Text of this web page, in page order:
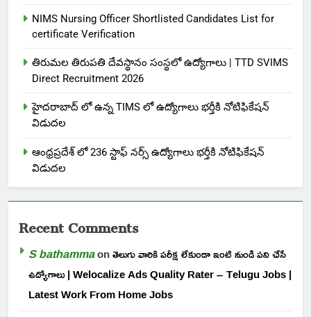
NIMS Nursing Officer Shortlisted Candidates List for
certificate Verification
తిరుమల తిరుపతి దేవస్థానం సంస్థలో ఉద్యోగాలు | TTD SVIMS
Direct Recruitment 2026
హైదరాబాద్ లో ఉన్న TIMS లో ఉద్యోగాలు భర్తీకి నోటిఫికేషన్
విడుదల
ఆంధ్రప్రదేశ్ లో 236 స్టాఫ్ నర్స్ ఉద్యోగాలు భర్తీకి నోటిఫికేషన్
విడుదల
Recent Comments
S bathammaonతెలుగు వారికి పరీక్ష లేకుండా ఇంటి నుండి పని చేసే
ఉద్యోగాలు | Welocalize Ads Quality Rater – Telugu Jobs |
Latest Work From Home Jobs